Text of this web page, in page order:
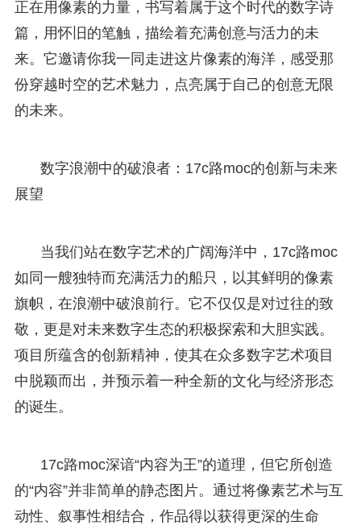
正在用像素的力量，书写着属于这个时代的数字诗
篇，用怀旧的笔触，描绘着充满创意与活力的未
来。它邀请你我一同走进这片像素的海洋，感受那
份穿越时空的艺术魅力，点亮属于自己的创意无限
的未来。
数字浪潮中的破浪者：17c路moc的创新与未来
展望
当我们站在数字艺术的广阔海洋中，17c路moc
如同一艘独特而充满活力的船只，以其鲜明的像素
旗帜，在浪潮中破浪前行。它不仅仅是对过往的致
敬，更是对未来数字生态的积极探索和大胆实践。
项目所蕴含的创新精神，使其在众多数字艺术项目
中脱颖而出，并预示着一种全新的文化与经济形态
的诞生。
17c路moc深谙“内容为王”的道理，但它所创造
的“内容”并非简单的静态图片。通过将像素艺术与互
动性、叙事性相结合，作品得以获得更深的生命